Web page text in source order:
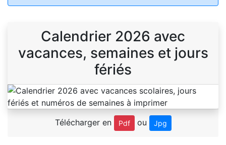
Calendrier 2026 avec
vacances, semaines et jours
fériés
Télécharger en Pdf ou Jpg